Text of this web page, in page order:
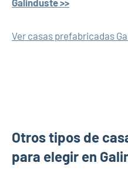
Ver casas prefabricadas
Otros tipos de
para elegir en